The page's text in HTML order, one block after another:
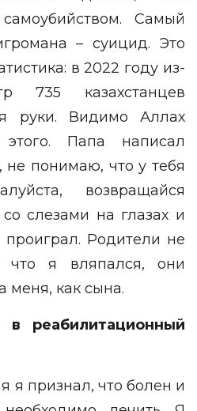
Самый
– суицид. Это
в 2022 году из-
735 казахстанцев
руки. Видимо Аллах
Папа написал
не понимаю, что у тебя
возвращайся
слезами на глазах и
проиграл. Родители не
что я вляпался, они
меня, как сына.
реабилитационный
я признал, что болен и